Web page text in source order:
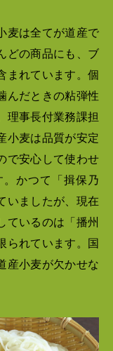
麦は全てが道産で
どの商品にも、ブ
まれています。個
んだときの粘弾性
理事長付業務課担
小麦は品質が安定
で安心して使わせ
かつて「揖保乃
いましたが、現在
ているのは「播州
られています。国
産小麦が欠かせな